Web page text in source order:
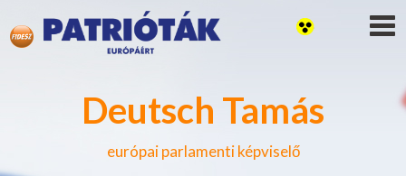
Deutsch Tamás
európai parlamenti képviselő